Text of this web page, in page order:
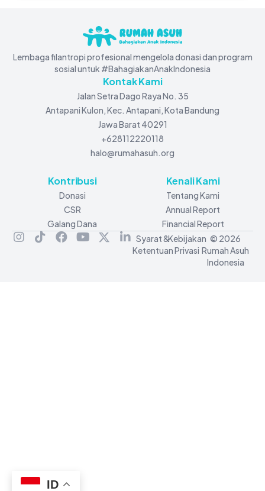
Lembaga filantropi profesional mengelola donasi dan program
sosial untuk #BahagiakanAnakIndonesia
Kontak Kami
Jalan Setra Dago Raya No. 35
Antapani Kulon, Kec. Antapani, Kota Bandung
Jawa Barat 40291
+628112220118
halo@rumahasuh.org
Kontribusi
Donasi
CSR
Galang Dana
Kenali Kami
Tentang Kami
Annual Report
Financial Report
Syarat &
Ketentuan
Kebijakan
Privasi
© 2026
Rumah Asuh
Indonesia
ID